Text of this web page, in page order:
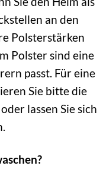
an den
Polsterstärken
Polster sind eine
passt. Für eine
Sie bitte die
lassen Sie sich